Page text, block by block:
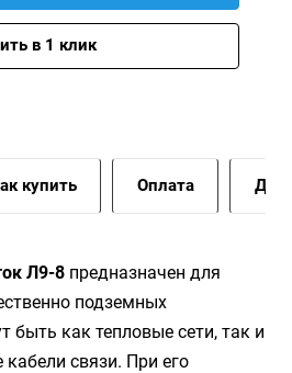
в 1 клик
купить Оплата
Л9-8 предназначен для
подземных
быть как тепловые сети, так и
связи. При его